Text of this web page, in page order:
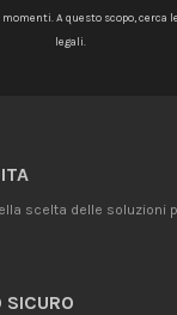
A questo scopo, cerca
legali.
scelta delle soluzioni
SICURO